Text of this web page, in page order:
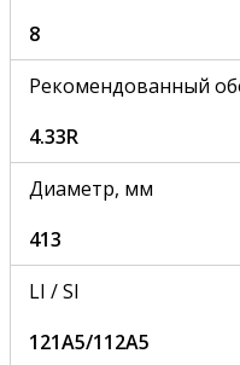
8
Рекомендованный
4.33R
Диаметр, мм
413
LI / SI
121A5/112A5